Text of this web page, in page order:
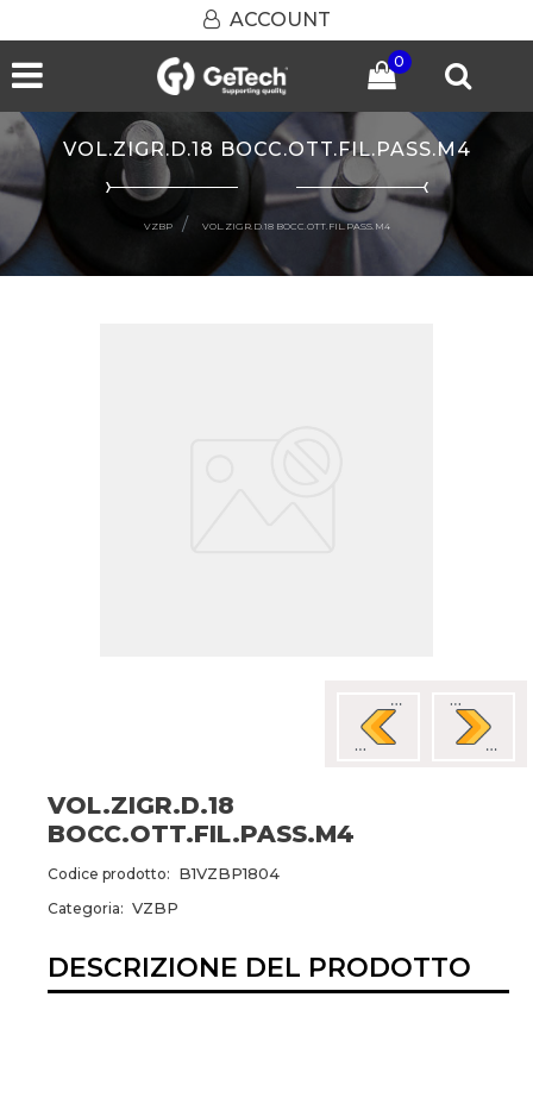
ACCOUNT
Open menu 0
VOL.ZIGR.D.18 BOCC.OTT.FIL.PASS.M4
VZBP VOL.ZIGR.D.18 BOCC.OTT.FIL.PASS.M4
VOL.ZIGR.D.18
BOCC.OTT.FIL.PASS.M4
Codice prodotto: B1VZBP1804
Categoria: VZBP
DESCRIZIONE DEL PRODOTTO